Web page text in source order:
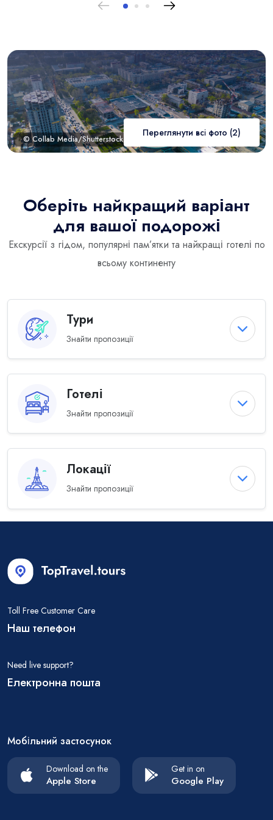
© Collab Media/Shutterstock.com
Переглянути всі фото (2)
Оберіть найкращий варіант
для вашої подорожі
Екскурсії з гідом, популярні пам’ятки та найкращі готелі по
всьому континенту
Тури
Знайти пропозиції
Готелі
Знайти пропозиції
Локації
Знайти пропозиції
Toll Free Customer Care
Наш телефон
Need live support?
Електронна пошта
Мобільний застосунок
Download on the
Apple Store
Get in on
Google Play